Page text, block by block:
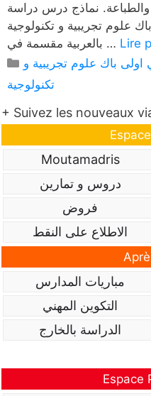
نماذج درس دراسة
باك علوم تجريبية و تكنولوجية
بالعربية مقسمة في … Lire
Catégories
اولى باك علوم تجريبية و
تكنولوجية
+ Suivez les nouveaux
Moutamadris
دروس و تمارين
فروض
الاطلاع على النقط
مباريات المدارس
التكوين المهني
الدراسة بالخارج
Espace